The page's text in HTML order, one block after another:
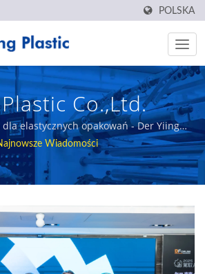
POLSKA
Co.,Ltd.
elastycznych opakowań - Der Yiing
Wiadomości